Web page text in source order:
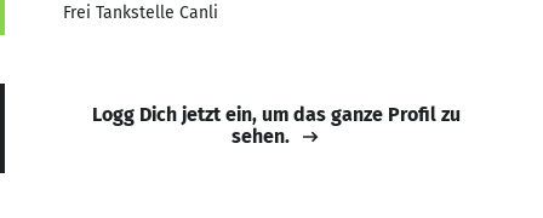
Frei Tankstelle Canli
Logg Dich jetzt ein, um das ganze Profil zu
sehen.